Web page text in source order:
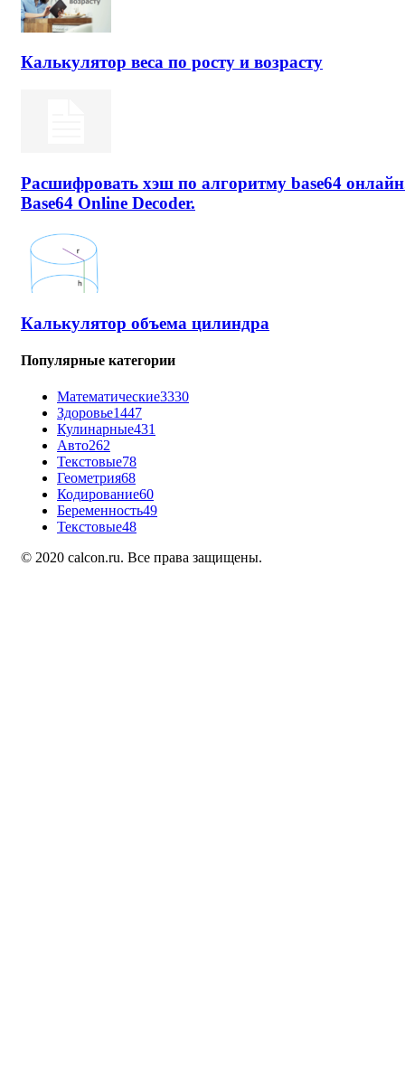
Калькулятор веса по росту и возрасту
Расшифровать хэш по алгоритму base64
Base64 Online Decoder.
Калькулятор объема цилиндра
Популярные категории
Математические3330
Здоровье1447
Кулинарные431
Авто262
Текстовые78
Геометрия68
Кодирование60
Беременность49
Текстовые48
© 2020 calcon.ru. Все права защищены.